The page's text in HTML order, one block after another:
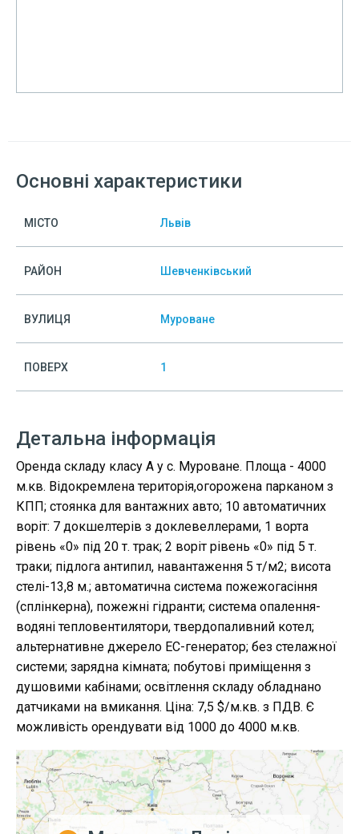
Основні характеристики
МІСТО Львів
РАЙОН Шевченківський
ВУЛИЦЯ Муроване
ПОВЕРХ 1
Детальна інформація
Оренда складу класу А у с. Муроване. Площа - 4000
м.кв. Відокремлена територія,огорожена парканом з
КПП; стоянка для вантажних авто; 10 автоматичних
воріт: 7 докшелтерів з доклевеллерами, 1 ворта
рівень «0» під 20 т. трак; 2 воріт рівень «0» під 5 т.
траки; підлога антипил, навантаження 5 т/м2; висота
стелі-13,8 м.; автоматична система пожежогасіння
(сплінкерна), пожежні гідранти; система опалення-
водяні тепловентилятори, твердопаливний котел;
альтернативне джерело ЕС-генератор; без стелажної
системи; зарядна кімната; побутові приміщення з
душовими кабінами; освітлення складу обладнано
датчиками на вмикання. Ціна: 7,5 $/м.кв. з ПДВ. Є
можливість орендувати від 1000 до 4000 м.кв.